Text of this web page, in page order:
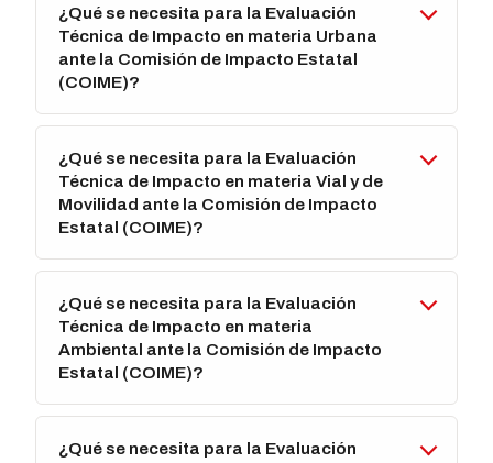
¿Qué se necesita para la Evaluación
Técnica de Impacto en materia Urbana
ante la Comisión de Impacto Estatal
(COIME)?
¿Qué se necesita para la Evaluación
Técnica de Impacto en materia Vial y de
Movilidad ante la Comisión de Impacto
Estatal (COIME)?
¿Qué se necesita para la Evaluación
Técnica de Impacto en materia
Ambiental ante la Comisión de Impacto
Estatal (COIME)?
¿Qué se necesita para la Evaluación